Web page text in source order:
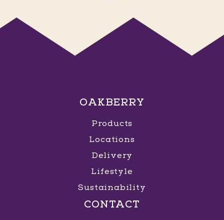
OAKBERRY
Products
Locations
Delivery
Lifestyle
Sustainability
CONTACT